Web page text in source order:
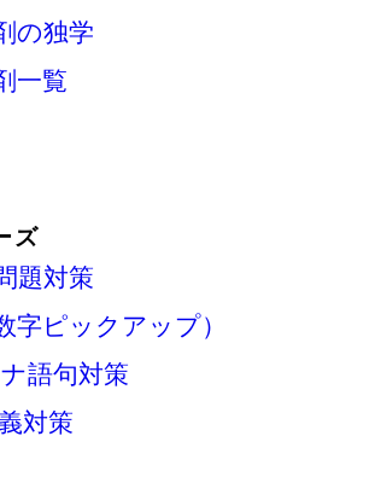
の独学
一覧
ズ
題対策
字ピックアップ）
語句対策
対策